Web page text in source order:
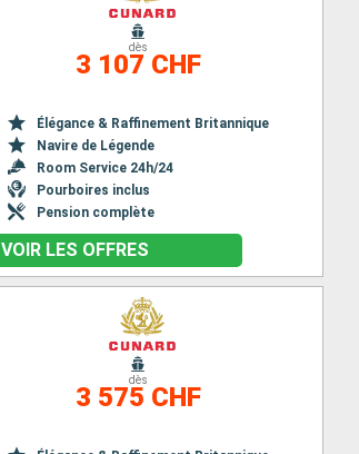
dès
3 107 CHF
Élégance & Raffinement Britannique
Navire de Légende
Room Service 24h/24
Pourboires inclus
Pension complète
VOIR LES OFFRES
dès
3 575 CHF